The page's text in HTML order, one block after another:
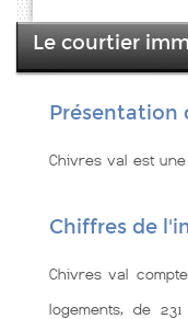
Le courtier
Présentation
Chivres val est
Chiffres de
Chivres val
logements, de